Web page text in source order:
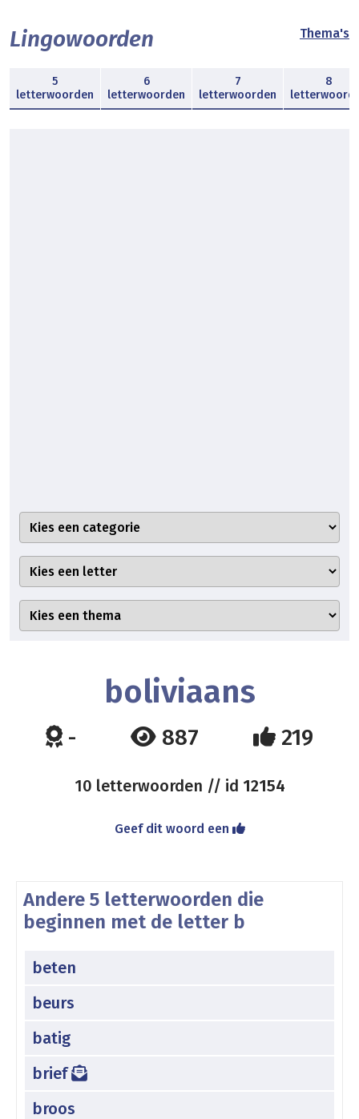
Lingowoorden Thema's
5
letterwoorden
6
letterwoorden
7
letterwoorden
8
boliviaans
- 887 219
10 letterwoorden // id 12154
Geef dit woord een
Andere 5 letterwoorden die
beginnen met de letter b
beten
beurs
batig
brief
broos